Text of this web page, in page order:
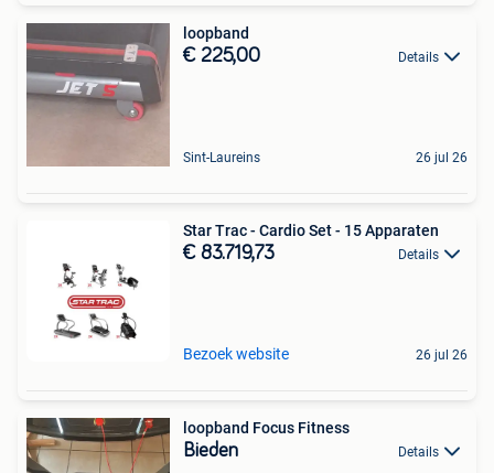
loopband
€ 225,00 Details
Sint-Laureins 26 jul 26
Star Trac - Cardio Set - 15 Apparaten
€ 83.719,73 Details
Bezoek website 26 jul 26
loopband Focus Fitness
Bieden Details